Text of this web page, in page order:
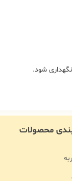
محصولات